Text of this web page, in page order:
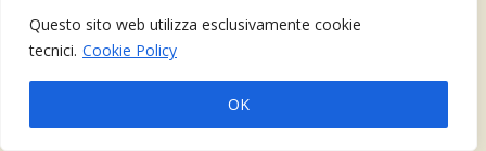
Questo sito web utilizza esclusivamente cookie
tecnici. Cookie Policy
OK